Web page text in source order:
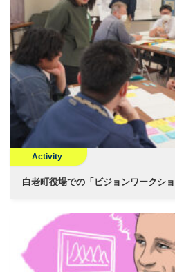
Activity
白老町役場での「ビジョンワークシ